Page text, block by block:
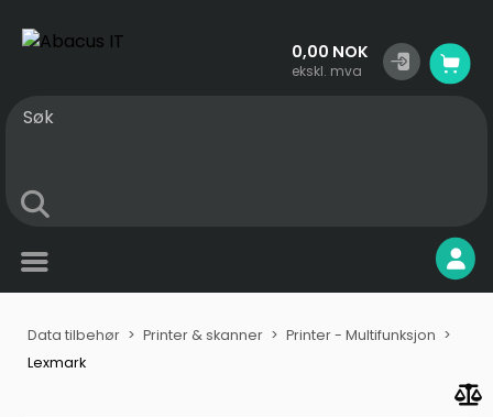
0,00 NOK
ekskl. mva
Søk
Data tilbehør Printer & skanner
Printer - Multifunksjon
Lexmark